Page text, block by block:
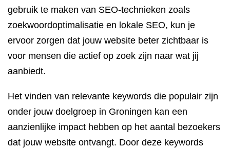
gebruik te maken van SEO-technieken zoals
zoekwoordoptimalisatie en lokale SEO, kun je
ervoor zorgen dat jouw website beter zichtbaar is
voor mensen die actief op zoek zijn naar wat jij
aanbiedt.
Het vinden van relevante keywords die populair zijn
onder jouw doelgroep in Groningen kan een
aanzienlijke impact hebben op het aantal bezoekers
dat jouw website ontvangt. Door deze keywords